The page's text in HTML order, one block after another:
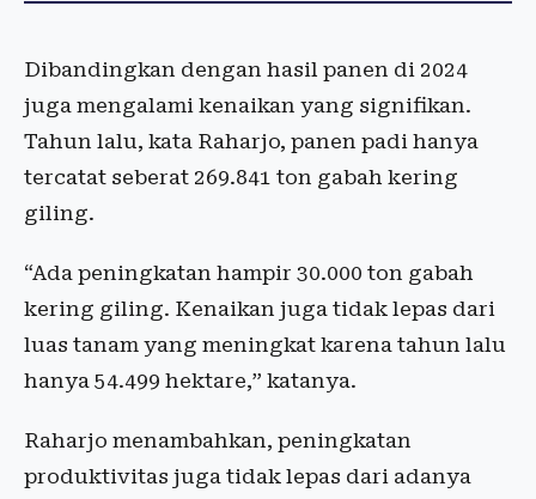
Dibandingkan dengan hasil panen di 2024
juga mengalami kenaikan yang signifikan.
Tahun lalu, kata Raharjo, panen padi hanya
tercatat seberat 269.841 ton gabah kering
giling.
“Ada peningkatan hampir 30.000 ton gabah
kering giling. Kenaikan juga tidak lepas dari
luas tanam yang meningkat karena tahun lalu
hanya 54.499 hektare,” katanya.
Raharjo menambahkan, peningkatan
produktivitas juga tidak lepas dari adanya